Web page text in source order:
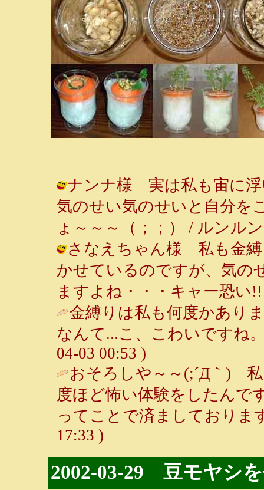
ナンナ様 実は私も宙に浮
気のせい気のせいと自分を
ょ～～～（；；） / ルンル
さなえちゃん様 私も金縛
かせているのですが、気の
ますよね・・・キャー恐い
金縛りは私も何度かあり
なんて...こ、こわいですね
04-03 00:53 )
おそろしや～～(;´Д｀)
度ほど怖い体験をしたんで
ってことで済ましており
17:33 )
2002-03-29 豆モヤシ